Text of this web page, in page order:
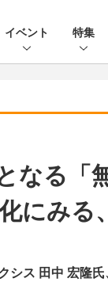
イベント 特集
なる「
にみる
シス 田中 宏隆